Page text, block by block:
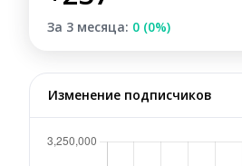
За 3 месяца: 0 (0%)
Изменение подписчиков